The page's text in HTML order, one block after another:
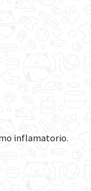
inflamatorio.